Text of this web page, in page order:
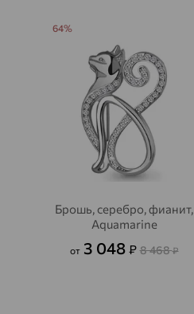
Брошь, серебро, фианит,
Aquamarine
от 3 048 ₽ 8 468₽
64%